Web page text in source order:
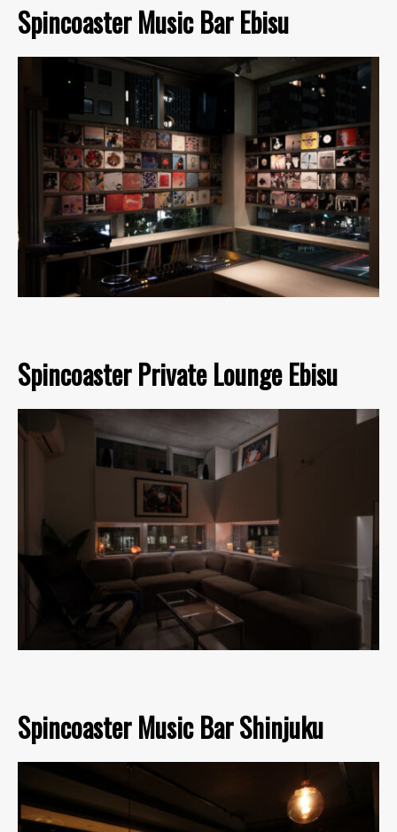
Spincoaster Music Bar Ebisu
Spincoaster Private Lounge Ebisu
Spincoaster Music Bar Shinjuku